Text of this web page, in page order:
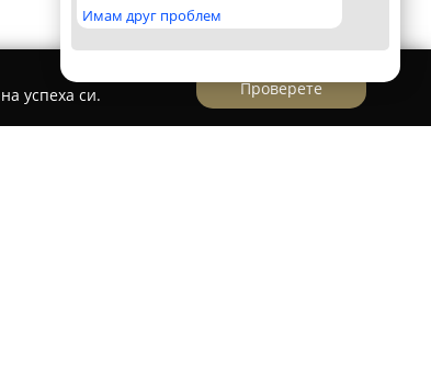
Имам друг проблем
успеха си.
Проверете